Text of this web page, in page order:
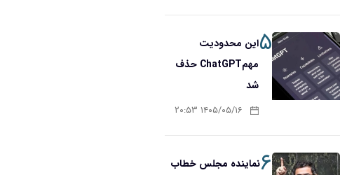
۵این محدودیت
مهمChatGPT حذف
شد
۱۴۰۵/۰۵/۱۶ ۲۰:۵۳
۶نماینده مجلس خطاب